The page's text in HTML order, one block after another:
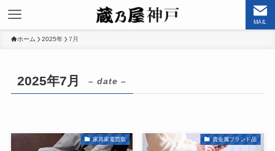
MAIL
ホーム 2025年 7月
2025年7月 – date –
家具家電買取 貴金属ブランド品